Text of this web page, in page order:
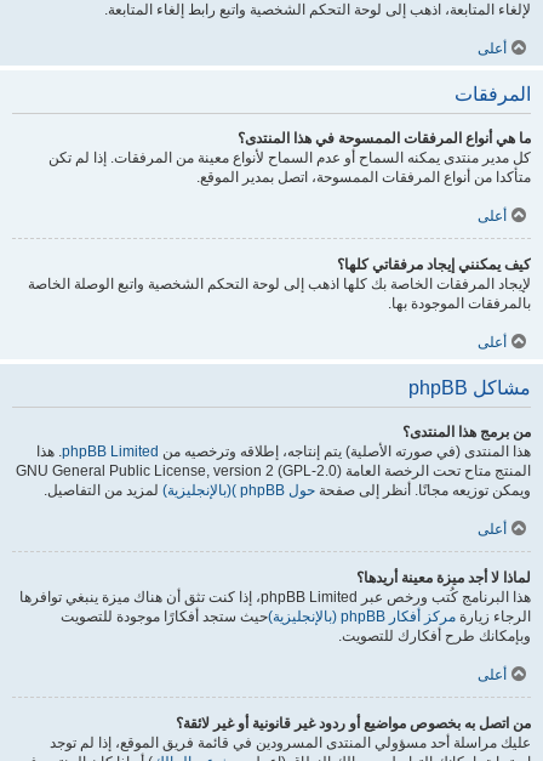
لإلغاء المتابعة، اذهب إلى لوحة التحكم الشخصية واتبع رابط إلغاء المتابعة.
أعلى
المرفقات
ما هي أنواع المرفقات الممسوحة في هذا المنتدى؟
كل مدير منتدى يمكنه السماح أو عدم السماح لأنواع معينة من المرفقات. إذا لم تكن
متأكدا من أنواع المرفقات الممسوحة، اتصل بمدير الموقع.
أعلى
كيف يمكنني إيجاد مرفقاتي كلها؟
لإيجاد المرفقات الخاصة بك كلها اذهب إلى لوحة التحكم الشخصية واتبع الوصلة الخاصة
بالمرفقات الموجودة بها.
أعلى
مشاكل phpBB
من برمج هذا المنتدى؟
هذا المنتدى (في صورته الأصلية) يتم إنتاجه، إطلاقه وترخصيه من phpBB Limited. هذا
المنتج متاح تحت الرخصة العامة GNU General Public License, version 2 (GPL-2.0)
ويمكن توزيعه مجانًا. أنظر إلى صفحة حول phpBB )(بالإنجليزية) لمزيد من التفاصيل.
أعلى
لماذا لا أجد ميزة معينة أريدها؟
هذا البرنامج كُتب ورخص عبر phpBB Limited، إذا كنت تثق أن هناك ميزة ينبغي توافرها
الرجاء زيارة مركز أفكار phpBB (بالإنجليزية)
حيث ستجد أفكارًا موجودة للتصويت
وبإمكانك طرح أفكارك للتصويت.
أعلى
من اتصل به بخصوص مواضيع أو ردود غير قانونية أو غير لائقة؟
عليك مراسلة أحد مسؤولي المنتدى المسرودين في قائمة فريق الموقع، إذا لم توجد